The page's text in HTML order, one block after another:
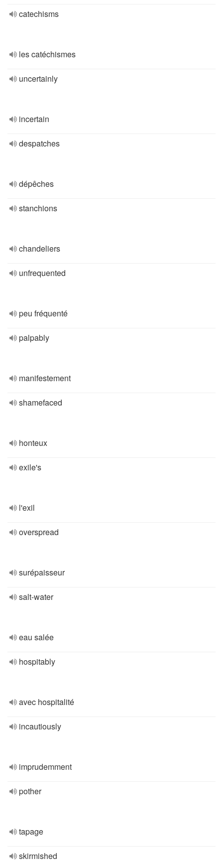
catechisms
les catéchismes
uncertainly
incertain
despatches
dépêches
stanchions
chandeliers
unfrequented
peu fréquenté
palpably
manifestement
shamefaced
honteux
exile's
l'exil
overspread
surépaisseur
salt-water
eau salée
hospitably
avec hospitalité
incautiously
imprudemment
pother
tapage
skirmished